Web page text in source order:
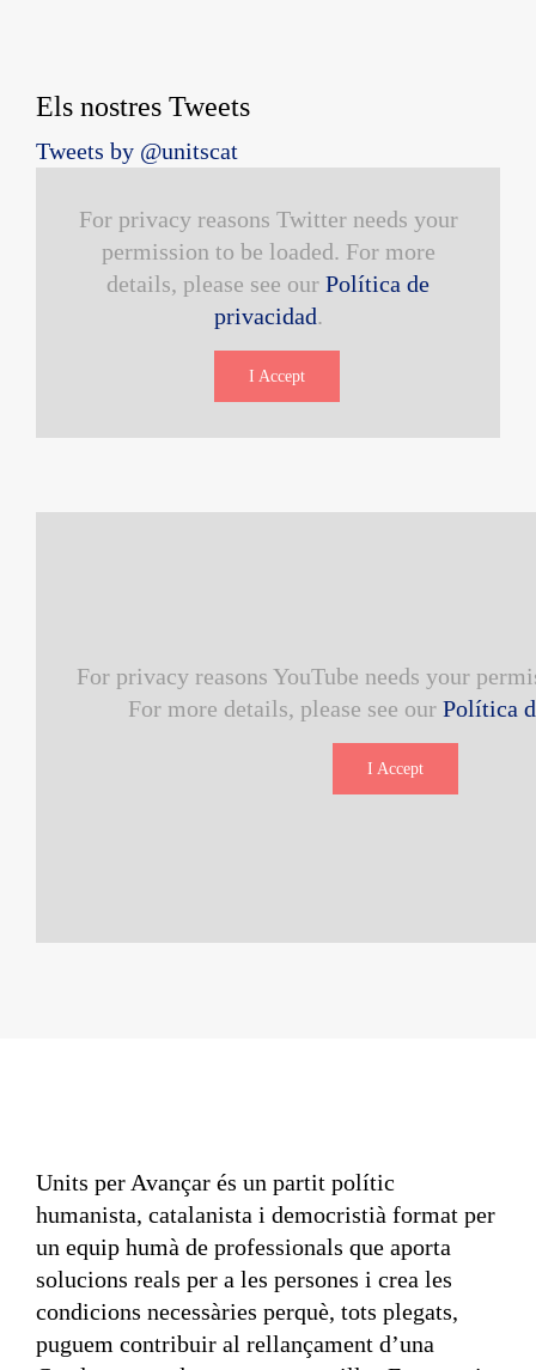
Els nostres Tweets
Tweets by @unitscat
For privacy reasons Twitter needs your
permission to be loaded. For more
details, please see our Política de
privacidad.
I Accept
For privacy reasons YouTube needs your
For more details, please see our Política
I Accept
Units per Avançar és un partit polític
humanista, catalanista i democristià format per
un equip humà de professionals que aporta
solucions reals per a les persones i crea les
condicions necessàries perquè, tots plegats,
puguem contribuir al rellançament d’una